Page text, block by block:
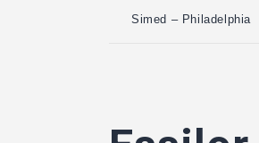
Simed – Philadelphia